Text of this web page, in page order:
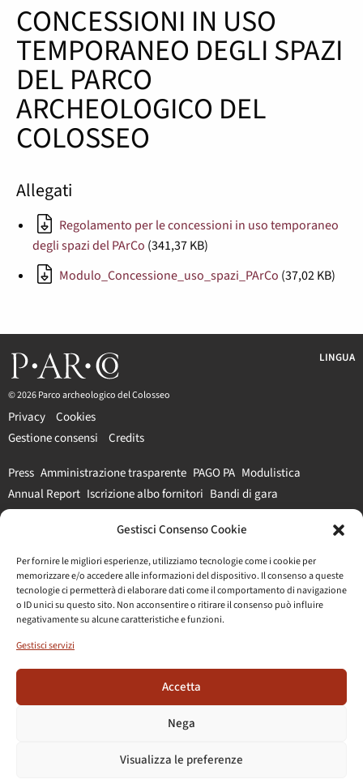
Gestisci Consenso Cookie
Per fornire le migliori esperienze, utilizziamo tecnologie come i cookie per
memorizzare e/o accedere alle informazioni del dispositivo. Il consenso a queste
tecnologie ci permetterà di elaborare dati come il comportamento di navigazione
o ID unici su questo sito. Non acconsentire o ritirare il consenso può influire
negativamente su alcune caratteristiche e funzioni.
Gestisci servizi
Accetta
Nega
Visualizza le preferenze
CONCESSIONI IN USO
TEMPORANEO DEGLI SPAZI
DEL PARCO
ARCHEOLOGICO DEL
COLOSSEO
Allegati
Regolamento per le concessioni in uso temporaneo
degli spazi del PArCo (341,37 KB)
Modulo_Concessione_uso_spazi_PArCo (37,02 KB)
© 2026 Parco archeologico del Colosseo
Privacy
Cookies
Gestione consensi
Credits
LINGUA
Press Amministrazione trasparente PAGO PA Modulistica
Annual Report Iscrizione albo fornitori Bandi di gara